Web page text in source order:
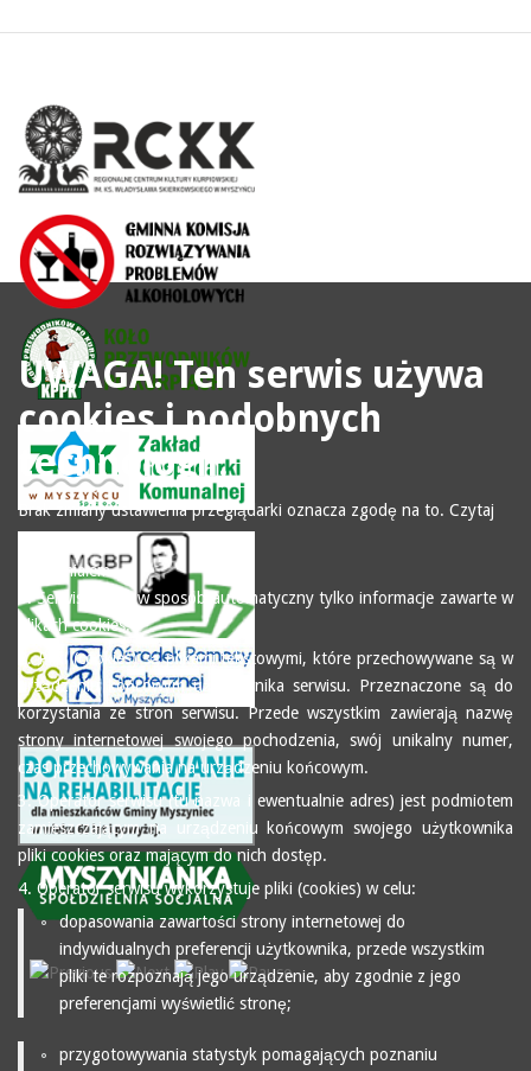
UWAGA! Ten serwis używa
cookies i podobnych
technologii.
Brak zmiany ustawienia przeglądarki oznacza zgodę na to. Czytaj
więcej…
Zrozumiałem
1. Serwis zbiera w sposób automatyczny tylko informacje zawarte w
plikach cookies.
2. Pliki (cookies) są plikami tekstowymi, które przechowywane są w
urządzeniu końcowym użytkownika serwisu. Przeznaczone są do
korzystania ze stron serwisu. Przede wszystkim zawierają nazwę
strony internetowej swojego pochodzenia, swój unikalny numer,
czas przechowywania na urządzeniu końcowym.
3. Operator serwisu (tu nazwa i ewentualnie adres) jest podmiotem
zamieszczającym na urządzeniu końcowym swojego użytkownika
pliki cookies oraz mającym do nich dostęp.
4. Operator serwisu wykorzystuje pliki (cookies) w celu:
dopasowania zawartości strony internetowej do
indywidualnych preferencji użytkownika, przede wszystkim
pliki te rozpoznają jego urządzenie, aby zgodnie z jego
preferencjami wyświetlić stronę;
przygotowywania statystyk pomagających poznaniu